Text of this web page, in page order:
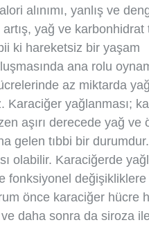
alınımı, yanlış ve
yağ ve karbonhidrat
ki hareketsiz bir yaşam
ana rolu
az miktarda
yağlanması;
aşırı derecede yağ ve
gelen tıbbi bir
olabilir. Karaciğerde
fonksiyonel
önce karaciğer hücre
daha sonra da siroza